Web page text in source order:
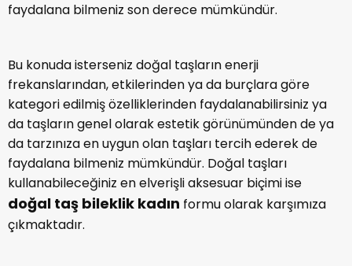
faydalana bilmeniz son derece mümkündür.
Bu konuda isterseniz doğal taşların enerji
frekanslarından, etkilerinden ya da burçlara göre
kategori edilmiş özelliklerinden faydalanabilirsiniz ya
da taşların genel olarak estetik görünümünden de ya
da tarzınıza en uygun olan taşları tercih ederek de
faydalana bilmeniz mümkündür. Doğal taşları
kullanabileceğiniz en elverişli aksesuar biçimi ise
doğal taş bileklik kadın formu olarak karşımıza
çıkmaktadır.